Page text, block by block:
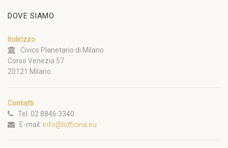
DOVE SIAMO
Indirizzo
Civico Planetario di Milano
Corso Venezia 57
20121 Milano
Contatti
Tel. 02 8846 3340
E-mail: info@lofficina.eu